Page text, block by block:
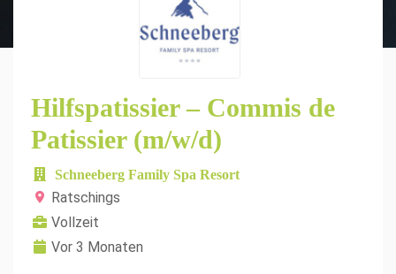
Hilfspatissier – Commis de
Patissier (m/w/d)
Schneeberg Family Spa Resort
Ratschings
Vollzeit
Vor 3 Monaten